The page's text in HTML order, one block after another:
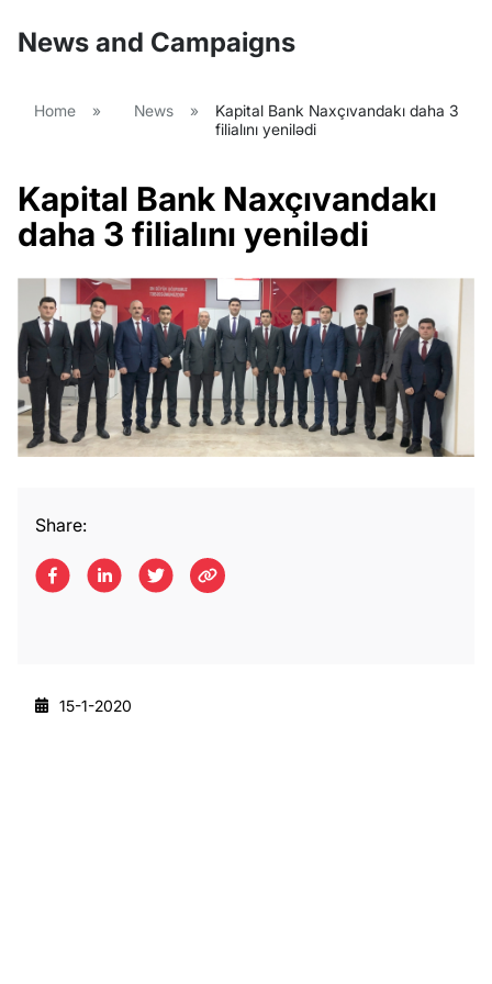
News and Campaigns
Home » News »
Kapital Bank Naxçıvandakı daha 3
filialını yenilədi
Kapital Bank Naxçıvandakı
daha 3 filialını yenilədi
Share:
15-1-2020